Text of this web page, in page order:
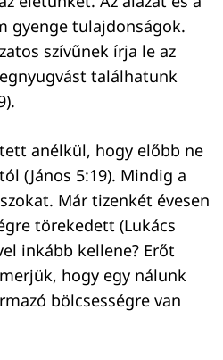
gyenge tulajdonságok.
szívűnek írja le az
találhatunk
anélkül, hogy előbb ne
(János 5:19). Mindig a
Már tizenkét évesen
törekedett (Lukács
inkább kellene? Erőt
hogy egy nálunk
bölcsességre van